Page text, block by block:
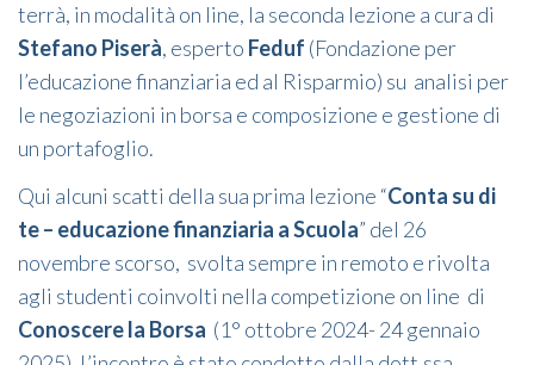
terrà, in modalità on line, la seconda lezione a cura di
Stefano Piserà, esperto Feduf (Fondazione per
l’educazione finanziaria ed al Risparmio) su analisi per
le negoziazioni in borsa e composizione e gestione di
un portafoglio.
Qui alcuni scatti della sua prima lezione “Conta su di
te – educazione finanziaria a Scuola” del 26
novembre scorso, svolta sempre in remoto e rivolta
agli studenti coinvolti nella competizione on line di
Conoscere la Borsa (1° ottobre 2024- 24 gennaio